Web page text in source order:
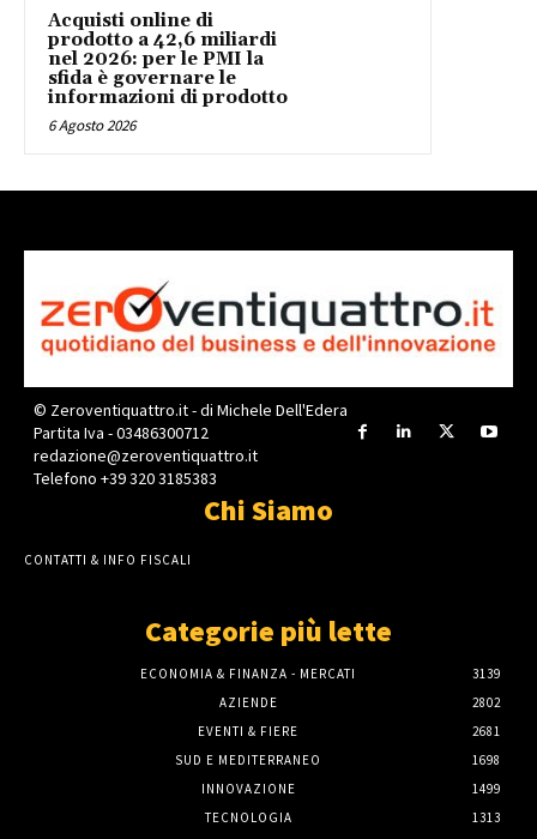
Acquisti online di
prodotto a 42,6 miliardi
nel 2026: per le PMI la
sfida è governare le
informazioni di prodotto
6 Agosto 2026
© Zeroventiquattro.it - di Michele Dell'Edera
Partita Iva - 03486300712
redazione@zeroventiquattro.it
Telefono +39 320 3185383
Chi Siamo
CONTATTI & INFO FISCALI
Categorie più lette
ECONOMIA & FINANZA - MERCATI
3139
AZIENDE
2802
EVENTI & FIERE
2681
SUD E MEDITERRANEO
1698
INNOVAZIONE
1499
TECNOLOGIA
1313